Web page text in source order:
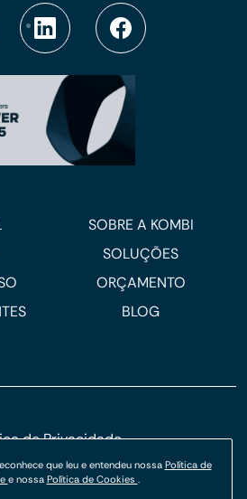
SOBRE A KOMBI
SOLUÇÕES
ORÇAMENTO
BLOG
de Privacidade
de Cookies
que leu e entendeu nossa Política de
e nossa Política de Cookies .